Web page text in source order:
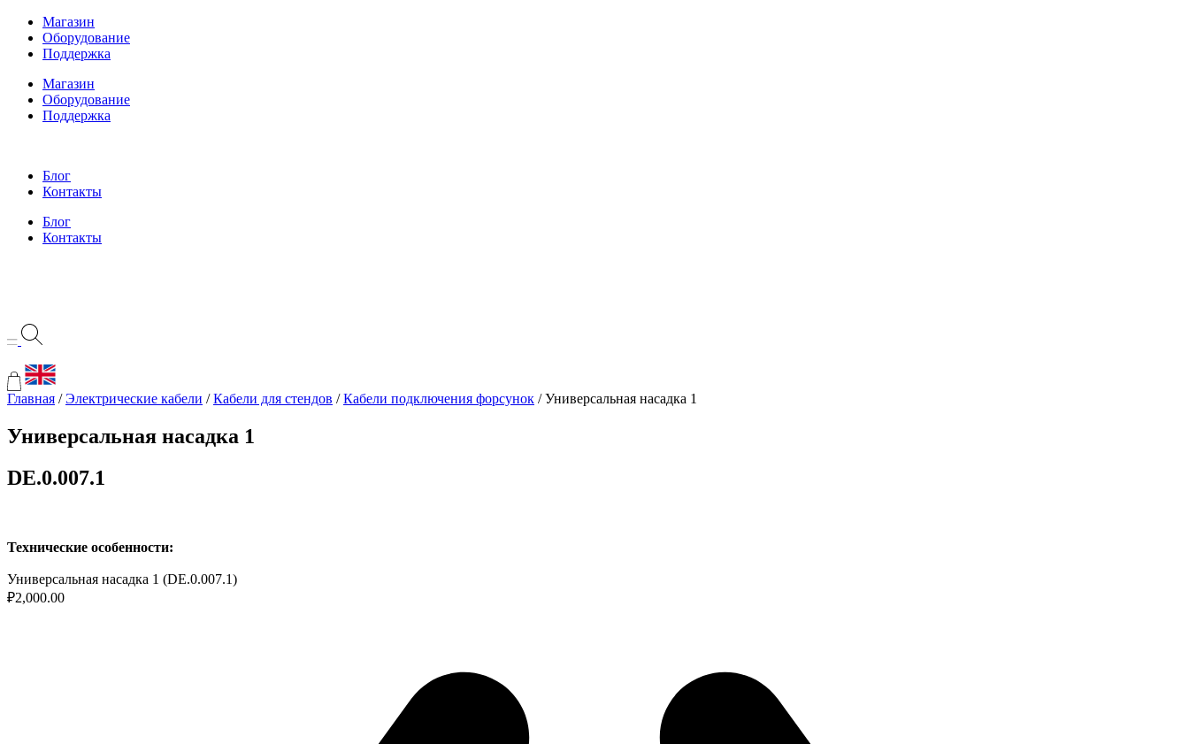
Перейти
содержимому
Магазин
Оборудование
Поддержка
Магазин
Оборудование
Поддержка
Блог
Контакты
Блог
Контакты
Главная /Электрические кабели /Кабели для стендов /Кабели подключения форсунок / Универсальная насадка 1
Универсальная насадка 1
DE.0.007.1
Технические особенности:
Универсальная насадка 1 (DE.0.007.1)
₽2,000.00